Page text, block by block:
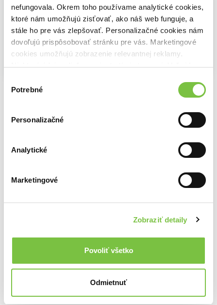
nefungovala. Okrem toho používame analytické cookies,
ktoré nám umožňujú zisťovať, ako náš web funguje, a
stále ho pre vás zlepšovať. Personalizačné cookies nám
dovoľujú prispôsobovať stránku pre vás. Marketingové
cookies umožňujú zobrazenie relevantnej reklamy.
Niektoré údaje zdieľame aj s tretími stranami. Veľmi by
cookies.
súhlasu
Potrebné
Personalizačné
Analytické
Marketingové
Zobraziť detaily
Povoliť všetko
Odmietnuť
Príšerky s.r.o.
5,60€
16,20€ 14,20€ 11,20€